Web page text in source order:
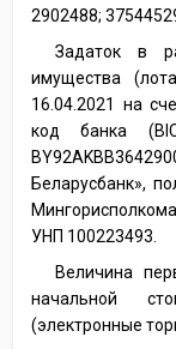
2902488;
Задаток в
имущества
16.04.2021 на
код банка
Беларусбанк»,
УНП 100223493.
Величина
начальной
(электронные